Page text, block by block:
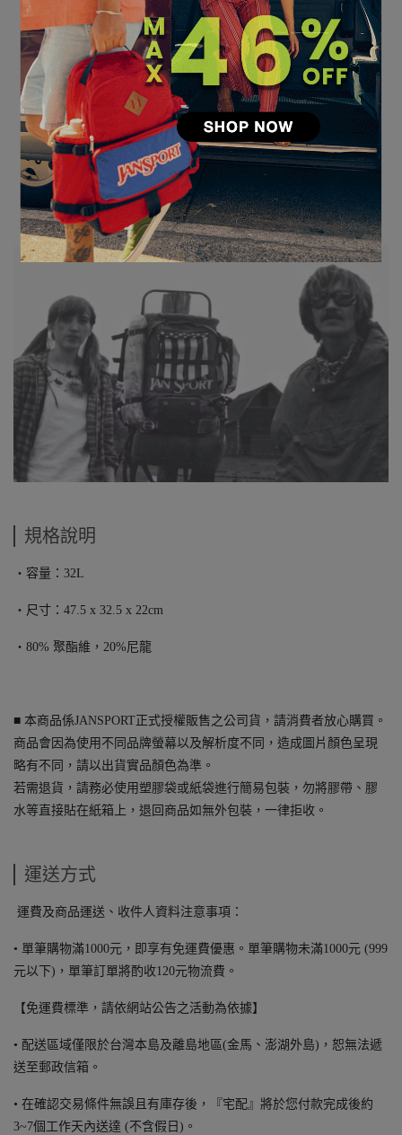
規格說明
・容量：32L
・尺寸：47.5 x 32.5 x 22cm
・80% 聚酯維，20%尼龍
■ 本商品係JANSPORT正式授權販售之公司貨，請消費者放心購買。
商品會因為使用不同品牌螢幕以及解析度不同，造成圖片顏色呈現
略有不同，請以出貨實品顏色為準。
若需退貨，請務必使用塑膠袋或紙袋進行簡易包裝，勿將膠帶、膠
水等直接貼在紙箱上，退回商品如無外包裝，一律拒收。
運送方式
運費及商品運送、收件人資料注意事項：
• 單筆購物滿1000元，即享有免運費優惠。單筆購物未滿1000元 (999
元以下)，單筆訂單將酌收120元物流費。
【免運費標準，請依網站公告之活動為依據】
• 配送區域僅限於台灣本島及離島地區(金馬、澎湖外島)，恕無法遞
送至郵政信箱。
• 在確認交易條件無誤且有庫存後，『宅配』將於您付款完成後約
3~7個工作天內送達 (不含假日)。